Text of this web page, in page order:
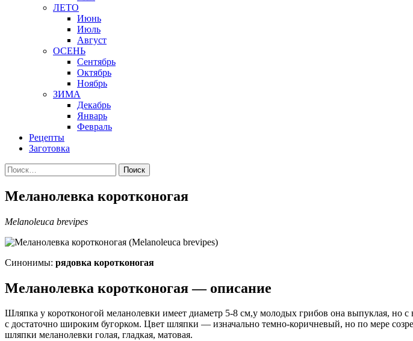
ЛЕТО
Июнь
Июль
Август
ОСЕНЬ
Сентябрь
Октябрь
Ноябрь
ЗИМА
Декабрь
Январь
Февраль
Рецепты
Заготовка
Найти:
Меланолевка коротконогая
Melanoleuca brevipes
Синонимы: рядовка коротконогая
Меланолевка коротконогая — описание
Шляпка у коротконогой меланолевки имеет диаметр 5-8 см,у молодых грибов она выпуклая, но
с достаточно широким бугорком. Цвет шляпки — изначально темно-коричневый, но по мере
шляпки меланолевки голая, гладкая, матовая.